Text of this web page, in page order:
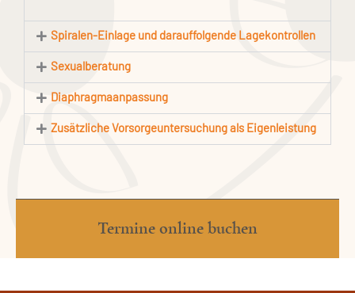
Spiralen-Einlage und darauffolgende Lagekontrollen
Sexualberatung
Diaphragmaanpassung
Zusätzliche Vorsorgeuntersuchung als Eigenleistung
Termine online buchen